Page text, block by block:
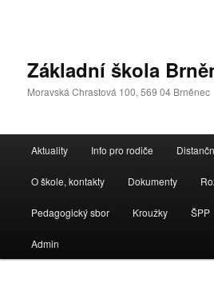
Základní škola
Moravská Chrastová 100, 569 04 Brněnec
navigační
Aktuality Info pro rodiče
O škole, kontakty Dokumenty
Pedagogický sbor Kroužky ŠPP
Admin